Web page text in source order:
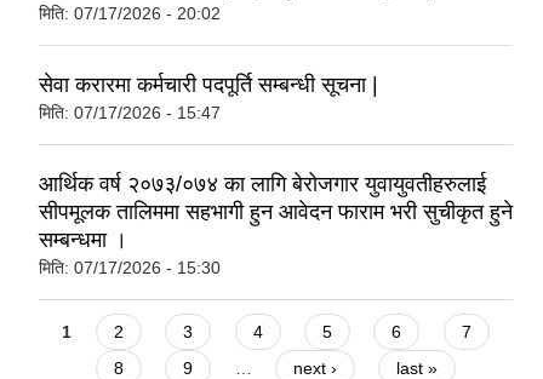
मिति: 07/17/2026 - 20:02
सेवा करारमा कर्मचारी पदपूर्ति सम्बन्धी सूचना |
मिति: 07/17/2026 - 15:47
आर्थिक वर्ष २०७३/०७४ का लागि बेरोजगार युवायुवतीहरुलाई
सीपमूलक तालिममा सहभागी हुन आवेदन फाराम भरी सुचीकृत हुने
सम्बन्धमा ।
मिति: 07/17/2026 - 15:30
Pages
1 2 3 4 5 6
7
8
9 next › last »